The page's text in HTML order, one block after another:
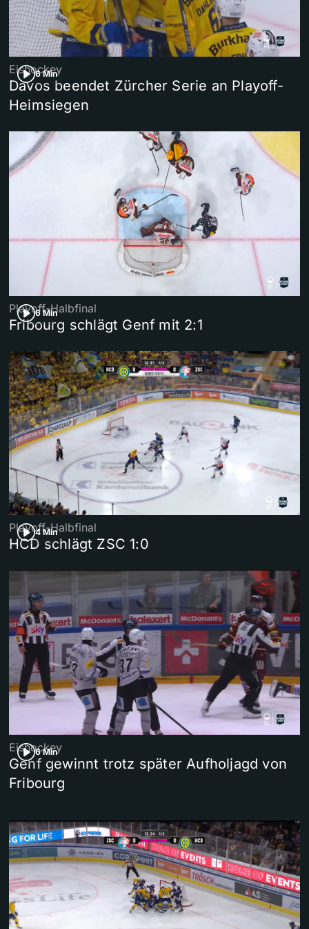
6 Min
Eishockey
Davos beendet Zürcher Serie an Playoff-
Heimsiegen
6 Min
Playoff-Halbfinal
Fribourg schlägt Genf mit 2:1
4 Min
Playoff-Halbfinal
HCD schlägt ZSC 1:0
6 Min
Eishockey
Genf gewinnt trotz später Aufholjagd von
Fribourg